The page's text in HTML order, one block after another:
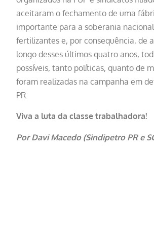
aceitaram o fechamento de uma
importante para a soberania
fertilizantes e, por consequência, de
longo desses últimos quatro anos,
possíveis, tanto políticas, quanto de
foram realizadas na campanha em
PR.
Viva a luta da classe trabalhadora!
Por Davi Macedo (Sindipetro PR e